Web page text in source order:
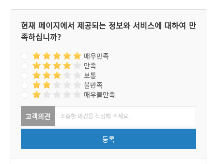
현재 페이지에서 제공되는 정보와 서비스에 대하여 만
족하십니까?
매우만족
만족
보통
불만족
매우불만족
고객의견
등록